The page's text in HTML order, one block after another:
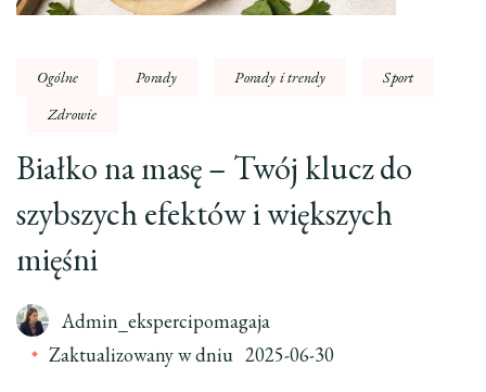
Ogólne Porady Porady i trendy
Sport
Zdrowie
Białko na masę – Twój klucz do
szybszych efektów i większych
mięśni
Admin_ekspercipomagaja
Zaktualizowany w dniu 2025-06-30